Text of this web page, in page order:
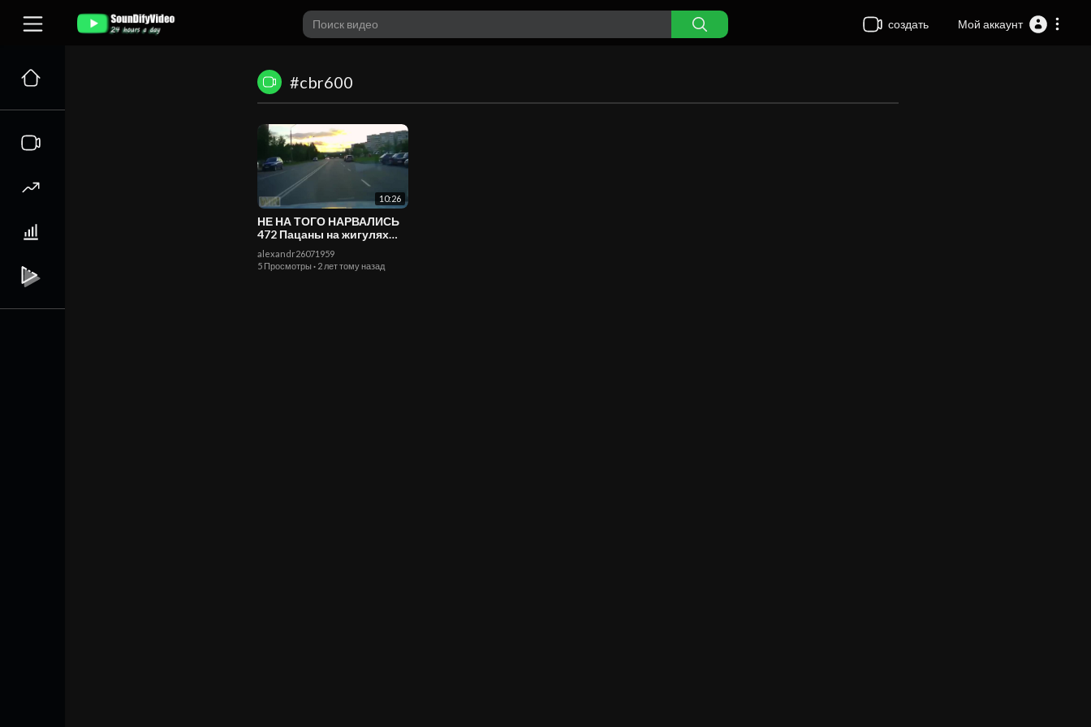
создать Мой аккаунт
#cbr600
10:26
НЕ НА ТОГО НАРВАЛИСЬ
472 Пацаны на жигулях
погоня ДПС
alexandr26071959
5 Просмотры · 2 лет тому назад